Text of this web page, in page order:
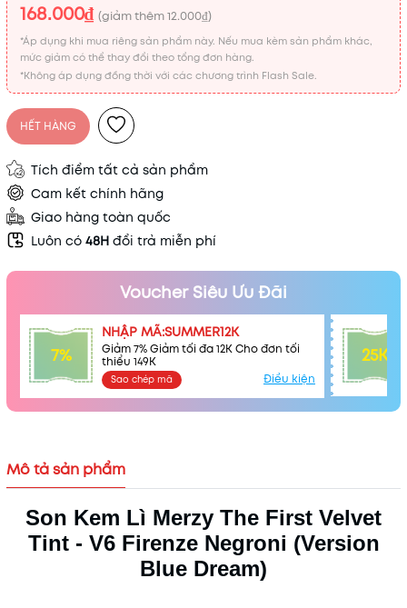
168.000₫ (giảm thêm12.000₫)
*Áp dụng khi mua riêng sản phẩm này. Nếu mua kèm sản phẩm khác,
mức giảm có thể thay đổi theo tổng đơn hàng.
*Không áp dụng đồng thời với các chương trình Flash Sale.
HẾT HÀNG
Tích điểm tất cả sản phẩm
Cam kết chính hãng
Giao hàng toàn quốc
Luôn có 48H đổi trả miễn phí
Voucher Siêu Ưu Đãi
7%
NHẬP MÃ:SUMMER12K
Giảm 7% Giảm tối đa 12K Cho đơn tối
thiểu 149K
Sao chép mã Điều kiện
25K
Mã khuyến mãi:
Mô tả sản phẩm
Son Kem Lì Merzy The First Velvet
Tint - V6 Firenze Negroni (Version
Blue Dream)